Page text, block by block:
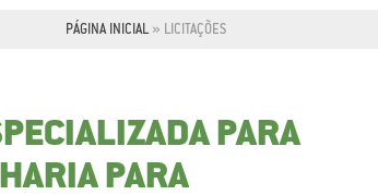
PÁGINA INICIAL» LICITAÇÕES
PARA
PARA